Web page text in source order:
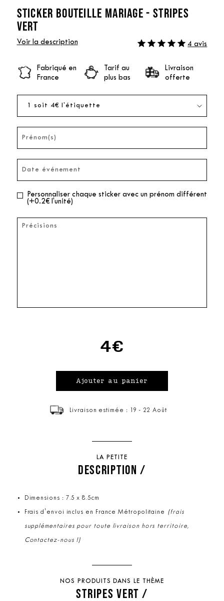
STICKER BOUTEILLE MARIAGE - STRIPES
VERT
Voir la description 4 avis
Fabriqué en
France
Tarif au
plus bas
Livraison
offerte
Personnaliser chaque sticker avec un prénom différent
(+0.2€ l'unité)
4€
Livraison estimée : 19 - 22 Août
LA PETITE
DESCRIPTION /
Dimensions : 7.5 x 8.5cm
Frais d'envoi inclus en France Métropolitaine (frais
supplémentaires pour toute livraison hors territoire,
Contactez-nous !)
NOS PRODUITS DANS LE THÈME
STRIPES VERT /